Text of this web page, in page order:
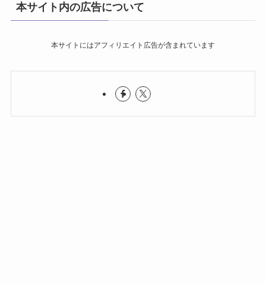
本サイト内の広告について
本サイトにはアフィリエイト広告が含まれています